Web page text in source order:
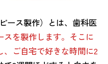
ース製作）とは、歯科医
スを製作します。そこに
ご自宅で好きな時間に2